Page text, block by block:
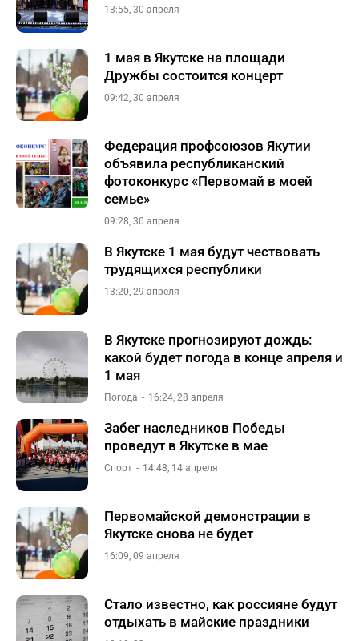
13:55, 30 апреля
1 мая в Якутске на площади
Дружбы состоится концерт
09:42, 30 апреля
Федерация профсоюзов Якутии
объявила республиканский
фотоконкурс «Первомай в моей
семье»
09:28, 30 апреля
В Якутске 1 мая будут чествовать
трудящихся республики
13:20, 29 апреля
В Якутске прогнозируют дождь:
какой будет погода в конце апреля и
1 мая
Погода 16:24, 28 апреля
Забег наследников Победы
проведут в Якутске в мае
Спорт 14:48, 14 апреля
Первомайской демонстрации в
Якутске снова не будет
16:09, 09 апреля
Стало известно, как россияне будут
отдыхать в майские праздники